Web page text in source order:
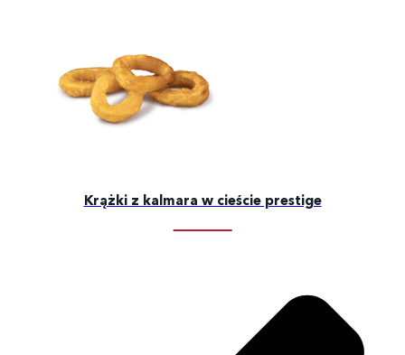
Krążki z kalmara w cieście prestige